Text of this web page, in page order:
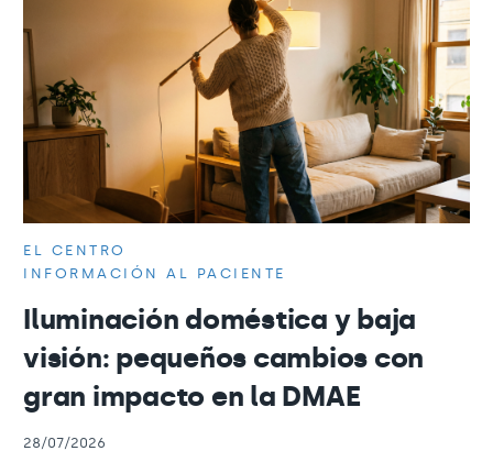
EL CENTRO
INFORMACIÓN AL PACIENTE
Iluminación doméstica y baja
visión: pequeños cambios con
gran impacto en la DMAE
28/07/2026